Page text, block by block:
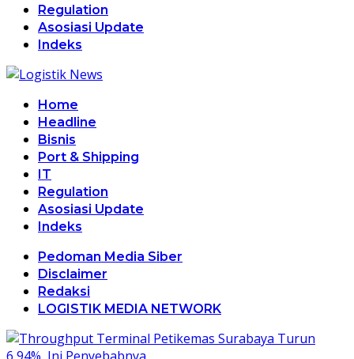
Regulation
Asosiasi Update
Indeks
Home
Headline
Bisnis
Port & Shipping
IT
Regulation
Asosiasi Update
Indeks
Pedoman Media Siber
Disclaimer
Redaksi
LOGISTIK MEDIA NETWORK